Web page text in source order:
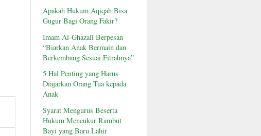
Apakah Hukum Aqiqah Bisa
Gugur Bagi Orang Fakir?
Imam Al-Ghazali Berpesan
“Biarkan Anak Bermain dan
Berkembang Sesuai Fitrahnya”
5 Hal Penting yang Harus
Diajarkan Orang Tua kepada
Anak
Syarat Mengurus Beserta
Hukum Mencukur Rambut
Bayi yang Baru Lahir